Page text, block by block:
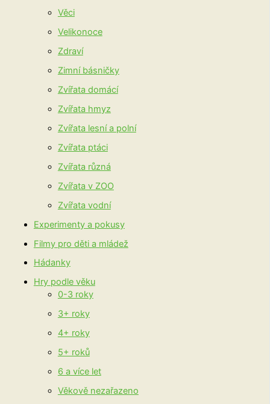
Věci
Velikonoce
Zdraví
Zimní básničky
Zvířata domácí
Zvířata hmyz
Zvířata lesní a polní
Zvířata ptáci
Zvířata různá
Zvířata v ZOO
Zvířata vodní
Experimenty a pokusy
Filmy pro děti a mládež
Hádanky
Hry podle věku
0-3 roky
3+ roky
4+ roky
5+ roků
6 a více let
Věkově nezařazeno